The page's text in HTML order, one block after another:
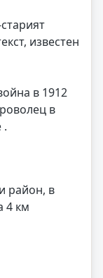
известен
в 1912
в
.
район, в
4 км